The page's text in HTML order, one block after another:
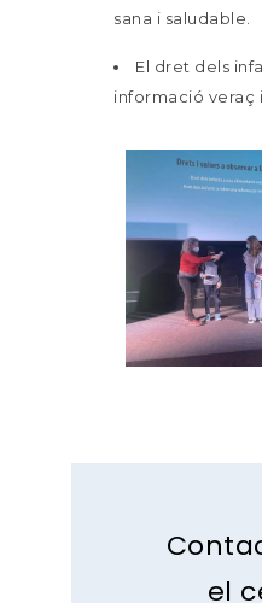
sana i saludable.
El dret dels
informació veraç
el